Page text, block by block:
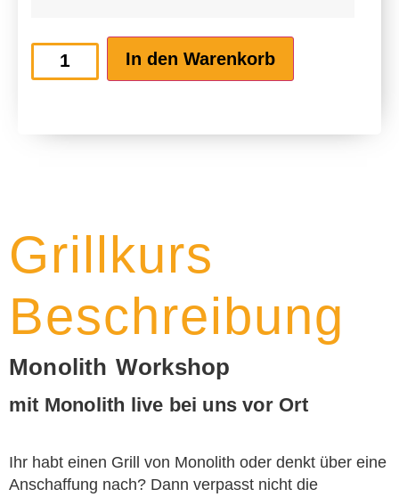
Grillkurs
Beschreibung
Monolith Workshop
mit Monolith live bei uns vor Ort
Ihr habt einen Grill von Monolith oder denkt über eine
Anschaffung nach? Dann verpasst nicht die
In den Warenkorb